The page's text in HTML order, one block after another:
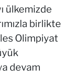
ülkemizde
birlikte
Olimpiyat
devam